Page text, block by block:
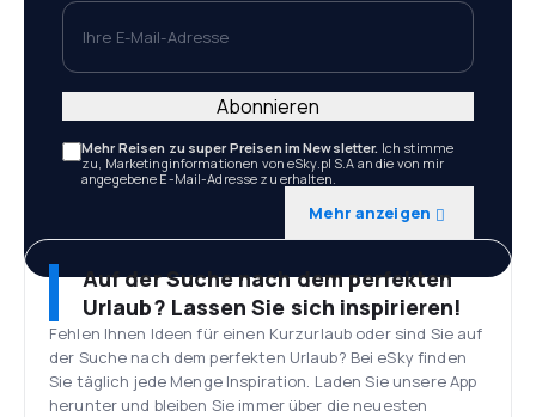
Ihre E-Mail-Adresse
Mehr Reisen zu super Preisen im Newsletter. Ich stimme
zu, Marketinginformationen von eSky.pl S.A an die von mir
angegebene E-Mail-Adresse zu erhalten.
Mehr anzeigen
Abonnieren
Auf der Suche nach dem perfekten
Urlaub? Lassen Sie sich inspirieren!
Fehlen Ihnen Ideen für einen Kurzurlaub oder sind Sie auf
der Suche nach dem perfekten Urlaub? Bei eSky finden
Sie täglich jede Menge Inspiration. Laden Sie unsere App
herunter und bleiben Sie immer über die neuesten